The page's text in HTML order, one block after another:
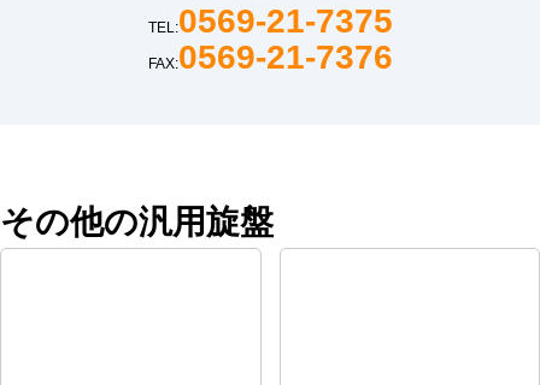
TEL:0569-21-7375
FAX:0569-21-7376
その他の汎用旋盤